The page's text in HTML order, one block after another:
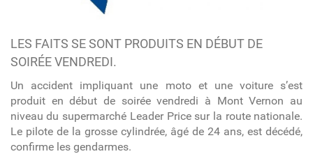
LES FAITS SE SONT PRODUITS EN DÉBUT DE
SOIRÉE VENDREDI.
Un accident impliquant une moto et une voiture s’est
produit en début de soirée vendredi à Mont Vernon au
niveau du supermarché Leader Price sur la route nationale.
Le pilote de la grosse cylindrée, âgé de 24 ans, est décédé,
confirme les gendarmes.